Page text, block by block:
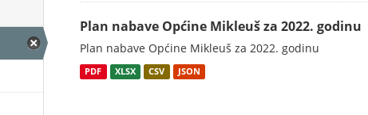
Plan nabave Općine Mikleuš za 2022. godinu
Plan nabave Općine Mikleuš za 2022. godinu
PDF XLSX CSV JSON